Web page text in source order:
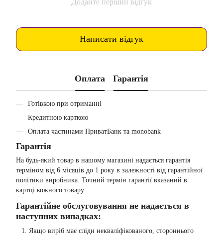
Написати відгук
Оплата Гарантія
Готівкою при отриманні
Кредитною карткою
Оплата частинами ПриватБанк та monobank
Гарантія
На будь-який товар в нашому магазині надається гарантія
терміном від 6 місяців до 1 року в залежності від гарантійної
політики виробника. Точний термін гарантії вказаний в
картці кожного товару.
Гарантійне обслуговування не надається в
наступних випадках:
Якщо виріб має сліди некваліфікованого, стороннього